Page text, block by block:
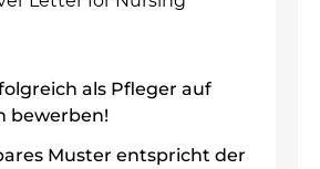
als Pfleger auf
bewerben!
Muster entspricht der